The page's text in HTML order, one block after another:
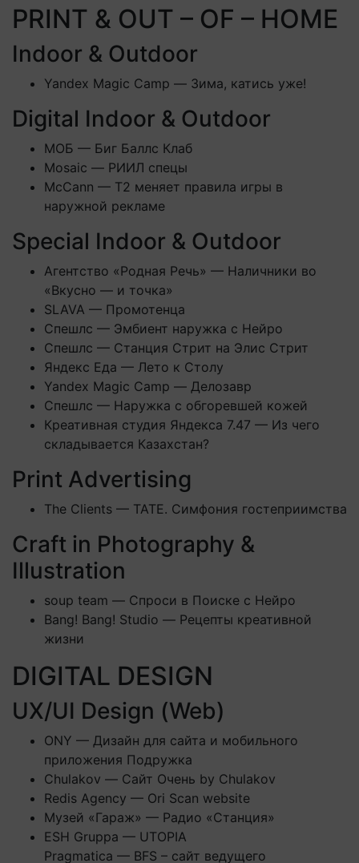
PRINT & OUT – OF – HOME
Indoor & Outdoor
Yandex Magic Camp — Зима, катись уже!
Digital Indoor & Outdoor
МОБ — Биг Баллс Клаб
Mosaic — РИИЛ спецы
McCann — T2 меняет правила игры в
наружной рекламе
Special Indoor & Outdoor
Агентство «Родная Речь» — Наличники во
«Вкусно — и точка»
SLAVA — Промотенца
Спешлс — Эмбиент наружка с Нейро
Спешлс — Станция Стрит на Элис Стрит
Яндекс Еда — Лето к Столу
Yandex Magic Camp — Делозавр
Спешлс — Наружка с обгоревшей кожей
Креативная студия Яндекса 7.47 — Из чего
складывается Казахстан?
Print Advertising
The Clients — TATE. Симфония гостеприимства
Craft in Photography &
Illustration
soup team — Спроси в Поиске с Нейро
Bang! Bang! Studio — Рецепты креативной
жизни
DIGITAL DESIGN
UX/UI Design (Web)
ONY — Дизайн для сайта и мобильного
приложения Подружка
Chulakov — Сайт Очень by Chulakov
Redis Agency — Ori Scan website
Музей «Гараж» — Радио «Станция»
ESH Gruppa — UTOPIA
Pragmatica — BFS – сайт ведущего